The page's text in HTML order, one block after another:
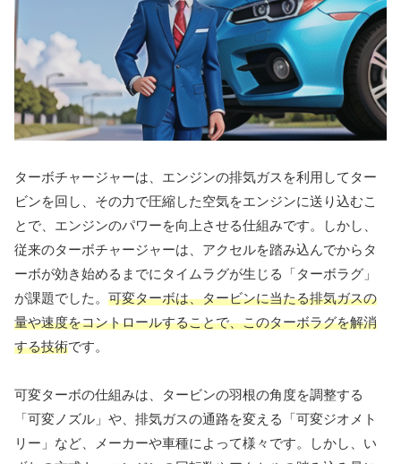
ターボチャージャーは、エンジンの排気ガスを利用してター
ビンを回し、その力で圧縮した空気をエンジンに送り込むこ
とで、エンジンのパワーを向上させる仕組みです。しかし、
従来のターボチャージャーは、アクセルを踏み込んでからタ
ーボが効き始めるまでにタイムラグが生じる「ターボラグ」
が課題でした。 可変ターボは、タービンに当たる排気ガスの
量や速度をコントロールすることで、このターボラグを解消
する技術です。
可変ターボの仕組みは、タービンの羽根の角度を調整する
「可変ノズル」や、排気ガスの通路を変える「可変ジオメト
リー」など、メーカーや車種によって様々です。しかし、い